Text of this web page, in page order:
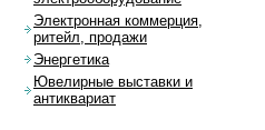
Электронная коммерция,
ритейл, продажи
Энергетика
Ювелирные выставки и
антиквариат